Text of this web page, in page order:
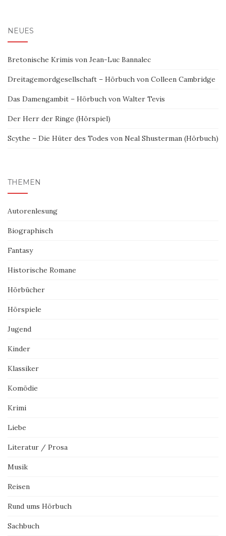
NEUES
Bretonische Krimis von Jean-Luc Bannalec
Dreitagemordgesellschaft – Hörbuch von Colleen Cambridge
Das Damengambit – Hörbuch von Walter Tevis
Der Herr der Ringe (Hörspiel)
Scythe – Die Hüter des Todes von Neal Shusterman (Hörbuch)
THEMEN
Autorenlesung
Biographisch
Fantasy
Historische Romane
Hörbücher
Hörspiele
Jugend
Kinder
Klassiker
Komödie
Krimi
Liebe
Literatur / Prosa
Musik
Reisen
Rund ums Hörbuch
Sachbuch